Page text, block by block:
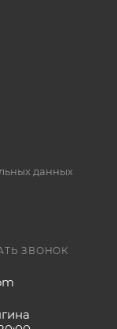
данных
ЗВОНОК